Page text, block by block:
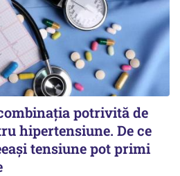
potrivită de
hipertensiune. De ce
tensiune pot primi